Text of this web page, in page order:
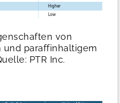
von
paraffinhaltigem
PTR Inc.